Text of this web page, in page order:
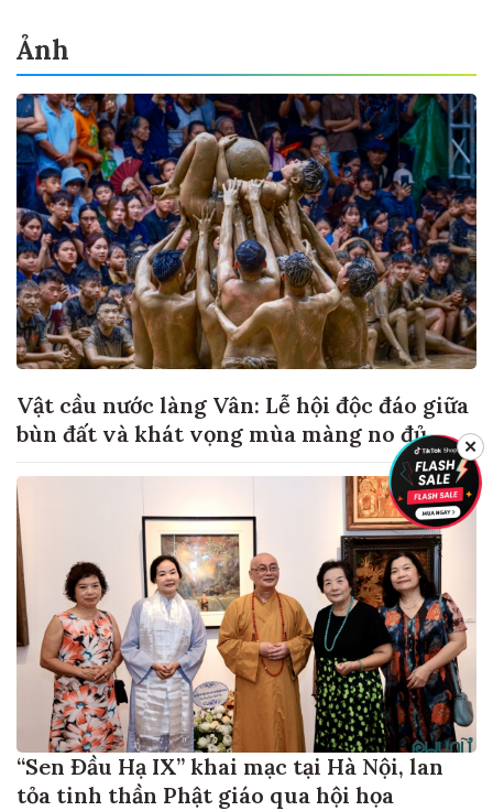
Ảnh
Vật cầu nước làng Vân: Lễ hội độc đáo giữa
bùn đất và khát vọng mùa màng no đủ
“Sen Đầu Hạ IX” khai mạc tại Hà Nội, lan
tỏa tinh thần Phật giáo qua hội họa
✕